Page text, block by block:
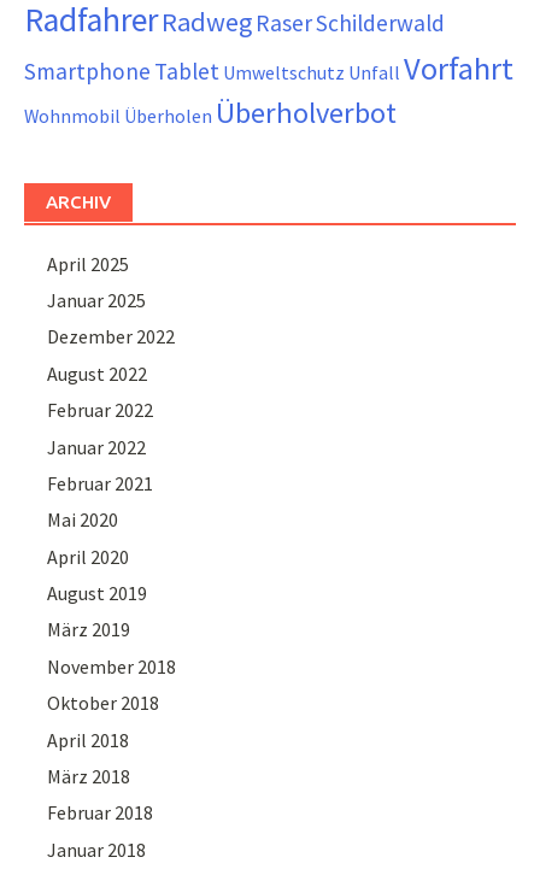
RadfahrerRadweg RaserSchilderwald
Smartphone Tablet Umweltschutz Unfall Vorfahrt
Wohnmobil Überholen Überholverbot
ARCHIV
April 2025
Januar 2025
Dezember 2022
August 2022
Februar 2022
Januar 2022
Februar 2021
Mai 2020
April 2020
August 2019
März 2019
November 2018
Oktober 2018
April 2018
März 2018
Februar 2018
Januar 2018